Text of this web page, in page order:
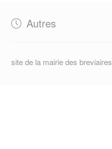
Autres
site de la mairie des breviaires